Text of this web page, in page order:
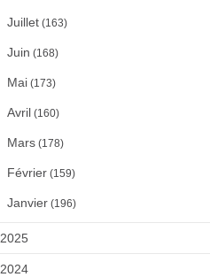
Juillet (163)
Juin (168)
Mai (173)
Avril (160)
Mars (178)
Février (159)
Janvier (196)
2025
2024